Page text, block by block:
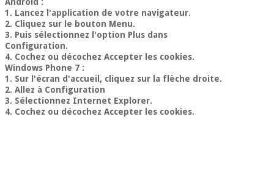
1. Lancez l'application de votre navigateur.
2. Cliquez sur le bouton Menu.
3. Puis sélectionnez l'option Plus dans
Configuration.
4. Cochez ou décochez Accepter les cookies.
Windows Phone 7 :
1. Sur l'écran d'accueil, cliquez sur la flèche droite.
2. Allez à Configuration
3. Sélectionnez Internet Explorer.
4. Cochez ou décochez Accepter les cookies.